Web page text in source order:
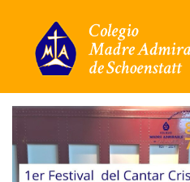
Colegio